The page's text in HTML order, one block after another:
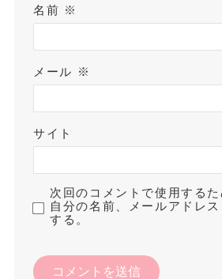
名前 ※
メール ※
サイト
次回のコメントで使用する
自分の名前、メールアドレ
する。